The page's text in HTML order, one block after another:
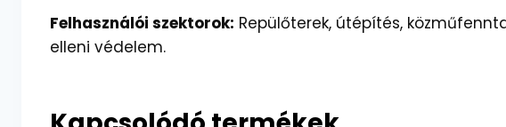
Felhasználói szektorok: Repülőterek, útépítés,
elleni védelem.